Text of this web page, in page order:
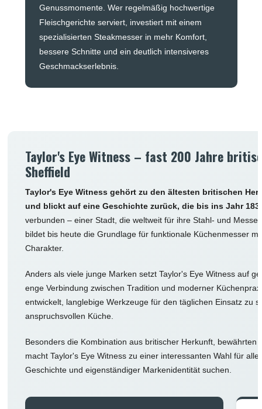
Genussmomente. Wer regelmäßig hochwertige
Fleischgerichte serviert, investiert mit einem
spezialisierten Steakmesser in mehr Komfort,
bessere Schnitte und ein deutlich intensiveres
Geschmackserlebnis.
Taylor's Eye Witness – fast 200 Jahre
Sheffield
Taylor's Eye Witness gehört zu den ältesten britischen
und blickt auf eine Geschichte zurück, die bis ins Jahr
verbunden – einer Stadt, die weltweit für ihre Stahl- und
bildet bis heute die Grundlage für funktionale Küchenmesser
Charakter.
Anders als viele junge Marken setzt Taylor's Eye Witness auf
enge Verbindung zwischen Tradition und moderner
entwickelt, langlebige Werkzeuge für den täglichen Einsatz zu
anspruchsvollen Küche.
Besonders die Kombination aus britischer Herkunft,
macht Taylor's Eye Witness zu einer interessanten Wahl für
Geschichte und eigenständiger Markenidentität suchen.